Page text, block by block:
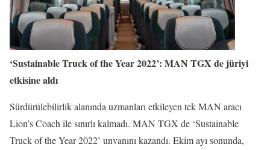
‘Sustainable Truck of the Year 2022’: MAN TGX de jüriyi
etkisine aldı
Sürdürülebilirlik alanında uzmanları etkileyen tek MAN aracı
Lion’s Coach ile sınırlı kalmadı. MAN TGX de ‘Sustainable
Truck of the Year 2022’ unvanını kazandı. Ekim ayı sonunda,